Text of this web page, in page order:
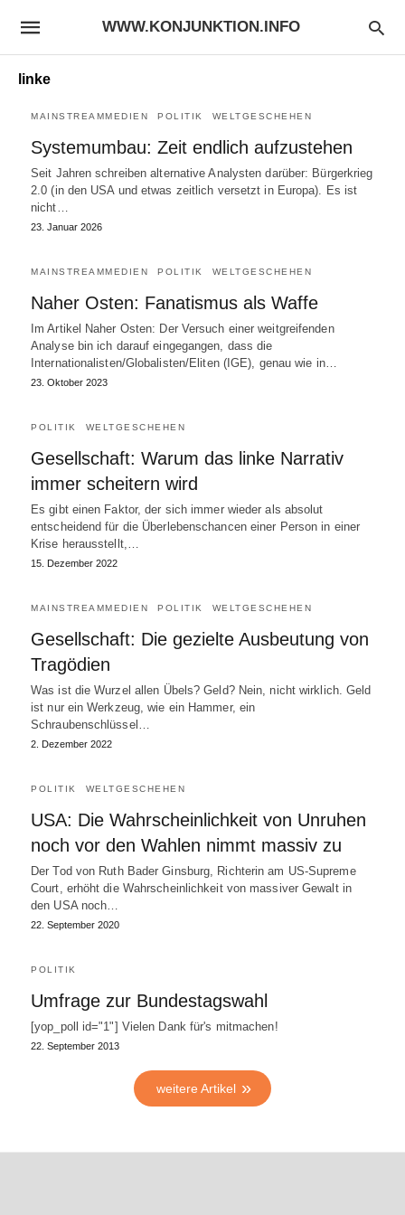
WWW.KONJUNKTION.INFO
linke
MAINSTREAMMEDIEN POLITIK WELTGESCHEHEN
Systemumbau: Zeit endlich aufzustehen
Seit Jahren schreiben alternative Analysten darüber: Bürgerkrieg
2.0 (in den USA und etwas zeitlich versetzt in Europa). Es ist
nicht…
23. Januar 2026
MAINSTREAMMEDIEN POLITIK WELTGESCHEHEN
Naher Osten: Fanatismus als Waffe
Im Artikel Naher Osten: Der Versuch einer weitgreifenden
Analyse bin ich darauf eingegangen, dass die
Internationalisten/Globalisten/Eliten (IGE), genau wie in…
23. Oktober 2023
POLITIK WELTGESCHEHEN
Gesellschaft: Warum das linke Narrativ
immer scheitern wird
Es gibt einen Faktor, der sich immer wieder als absolut
entscheidend für die Überlebenschancen einer Person in einer
Krise herausstellt,…
15. Dezember 2022
MAINSTREAMMEDIEN POLITIK WELTGESCHEHEN
Gesellschaft: Die gezielte Ausbeutung von
Tragödien
Was ist die Wurzel allen Übels? Geld? Nein, nicht wirklich. Geld
ist nur ein Werkzeug, wie ein Hammer, ein
Schraubenschlüssel…
2. Dezember 2022
POLITIK WELTGESCHEHEN
USA: Die Wahrscheinlichkeit von Unruhen
noch vor den Wahlen nimmt massiv zu
Der Tod von Ruth Bader Ginsburg, Richterin am US-Supreme
Court, erhöht die Wahrscheinlichkeit von massiver Gewalt in
den USA noch…
22. September 2020
POLITIK
Umfrage zur Bundestagswahl
[yop_poll id="1"] Vielen Dank für's mitmachen!
22. September 2013
weitere Artikel